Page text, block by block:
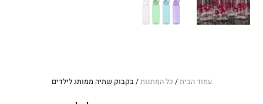
עמוד הבית/ כל המתנות/ בקבוק שתיה ממותג לילדים